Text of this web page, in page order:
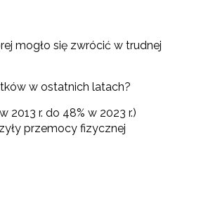
mogło się zwrócić w trudnej
w ostatnich latach?
r. do 48% w 2023 r.)
przemocy fizycznej